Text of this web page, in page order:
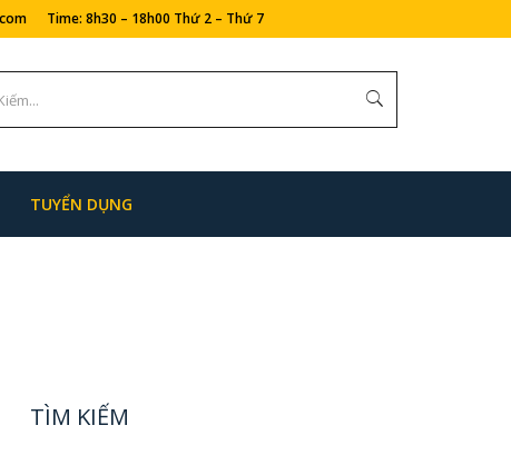
Time: 8h30 – 18h00 Thứ 2 – Thứ 7
TUYỂN DỤNG
TÌM KIẾM